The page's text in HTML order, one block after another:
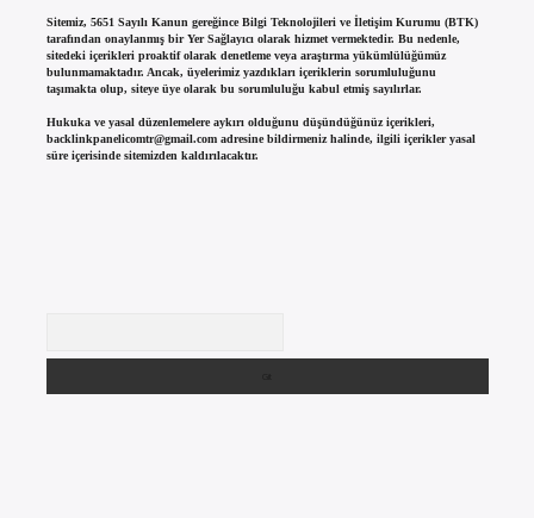
Sitemiz, 5651 Sayılı Kanun gereğince Bilgi Teknolojileri ve İletişim Kurumu (BTK)
tarafından onaylanmış bir Yer Sağlayıcı olarak hizmet vermektedir. Bu nedenle,
sitedeki içerikleri proaktif olarak denetleme veya araştırma yükümlülüğümüz
bulunmamaktadır. Ancak, üyelerimiz yazdıkları içeriklerin sorumluluğunu
taşımakta olup, siteye üye olarak bu sorumluluğu kabul etmiş sayılırlar.
Hukuka ve yasal düzenlemelere aykırı olduğunu düşündüğünüz içerikleri,
backlinkpanelicomtr@gmail.comadresine bildirmeniz halinde, ilgili içerikler yasal
süre içerisinde sitemizden kaldırılacaktır.